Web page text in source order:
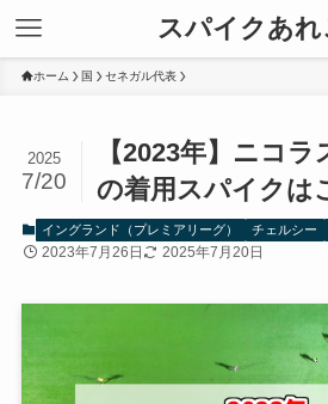
スパイクあ
ホーム 国 セネガル代表
【2023年】ニコ
の着用スパイクは
2025
7/20
イングランド（プレミアリーグ） チェルシー
2023年7月26日 2025年7月20日